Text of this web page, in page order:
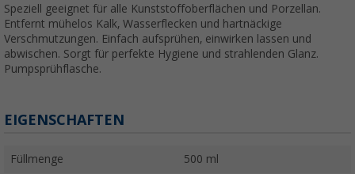
Speziell geeignet für alle Kunststoffoberflächen und Porzellan.
Entfernt mühelos Kalk, Wasserflecken und hartnäckige
Verschmutzungen. Einfach aufsprühen, einwirken lassen und
abwischen. Sorgt für perfekte Hygiene und strahlenden Glanz.
Pumpsprühflasche.
EIGENSCHAFTEN
Füllmenge 500 ml